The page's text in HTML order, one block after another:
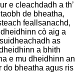
e cleachdadh a th’
de bheatha,
feallsanachd,
cò aig a
as
a bhith
e mu dheidhinn an
do bheatha agus ris